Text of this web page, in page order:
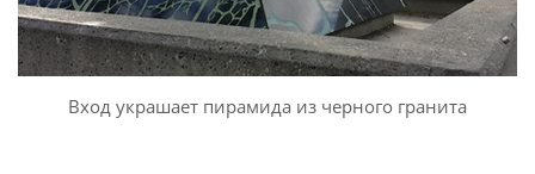
Вход украшает пирамида из черного гранита